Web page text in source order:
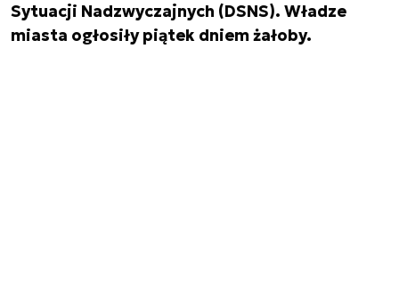
Sytuacji Nadzwyczajnych (DSNS). Władze
miasta ogłosiły piątek dniem żałoby.